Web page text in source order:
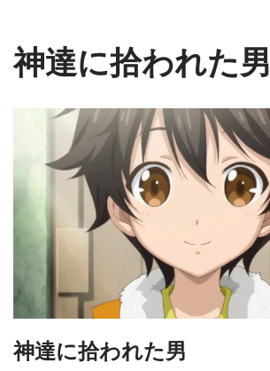
ッ
プ
神達に拾われた男
神達に拾われた男